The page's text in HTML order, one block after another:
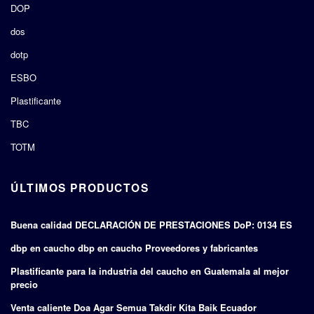
DOP
dos
dotp
ESBO
Plastificante
TBC
TOTM
ÚLTIMOS PRODUCTOS
Buena calidad DECLARACIÓN DE PRESTACIONES DoP: 0134 ES
dbp en caucho dbp en caucho Proveedores y fabricantes
Plastificante para la industria del caucho en Guatemala al mejor
precio
Venta caliente Doa Agar Semua Takdir Kita Baik Ecuador